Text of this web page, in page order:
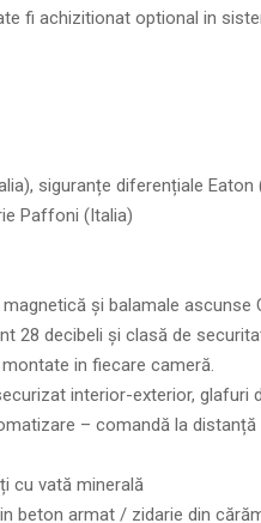
fi achizitionat optional in
siguranțe diferențiale Eaton
Paffoni (Italia)
și balamale ascunse
28 decibeli și clasă de
in fiecare cameră.
interior-exterior, glafuri
– comandă la distanță
cu vată minerală
beton armat / zidarie din